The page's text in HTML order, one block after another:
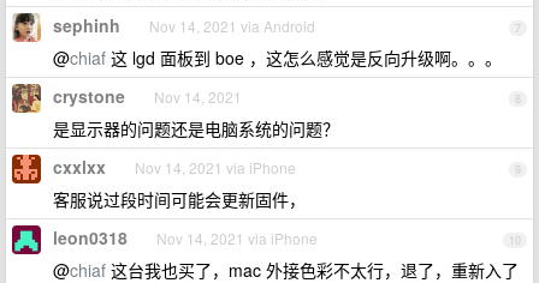
7
sephinh Nov 14, 2021 via Android
@chiaf 这 lgd 面板到 boe ，这怎么感觉是反向升级啊。。。
8
crystone Nov 14, 2021
是显示器的问题还是电脑系统的问题？
9
cxxlxx Nov 14, 2021 via iPhone
客服说过段时间可能会更新固件，
10
leon0318 Nov 14, 2021 via iPhone
@chiaf 这台我也买了，mac 外接色彩不太行，退了，重新入了